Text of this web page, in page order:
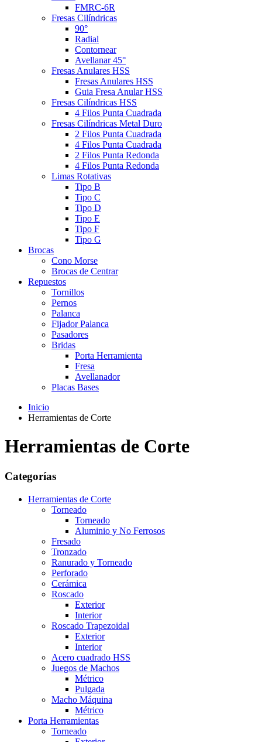
FMRC-6R
Fresas Cilíndricas
90°
Radial
Contornear
Avellanar 45°
Fresas Anulares HSS
Fresas Anulares HSS
Guia Fresa Anular HSS
Fresas Cilíndricas HSS
4 Filos Punta Cuadrada
Fresas Cilíndricas Metal Duro
2 Filos Punta Cuadrada
4 Filos Punta Cuadrada
2 Filos Punta Redonda
4 Filos Punta Redonda
Limas Rotativas
Tipo B
Tipo C
Tipo D
Tipo E
Tipo F
Tipo G
Brocas
Cono Morse
Brocas de Centrar
Repuestos
Tornillos
Pernos
Palanca
Fijador Palanca
Pasadores
Bridas
Porta Herramienta
Fresa
Avellanador
Placas Bases
Inicio
Herramientas de Corte
Herramientas de Corte
Categorías
Herramientas de Corte
Torneado
Torneado
Aluminio y No Ferrosos
Fresado
Tronzado
Ranurado y Torneado
Perforado
Cerámica
Roscado
Exterior
Interior
Roscado Trapezoidal
Exterior
Interior
Acero cuadrado HSS
Juegos de Machos
Métrico
Pulgada
Macho Máquina
Métrico
Porta Herramientas
Torneado